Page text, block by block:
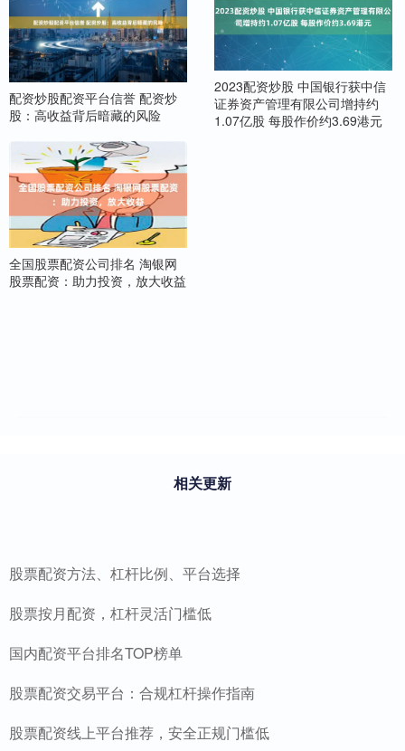
配资炒股配资平台信誉 配资炒
股：高收益背后暗藏的风险
2023配资炒股 中国银行获中信
证券资产管理有限公司增持约
1.07亿股 每股作价约3.69港元
全国股票配资公司排名 淘银网
股票配资：助力投资，放大收益
相关更新
股票配资方法、杠杆比例、平台选择
股票按月配资，杠杆灵活门槛低
国内配资平台排名TOP榜单
股票配资交易平台：合规杠杆操作指南
股票配资线上平台推荐，安全正规门槛低